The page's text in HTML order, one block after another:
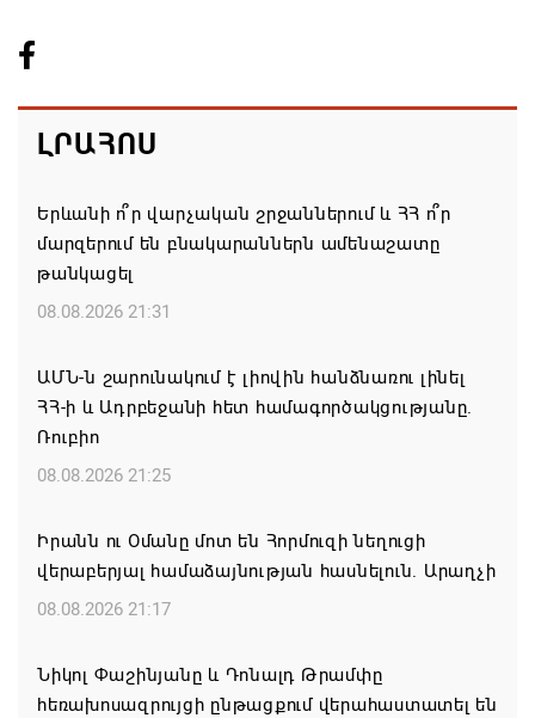
ԼՐԱՀՈՍ
Երևանի ո՞ր վարչական շրջաններում և ՀՀ ո՞ր
մարզերում են բնակարաններն ամենաշատը
թանկացել
08.08.2026 21:31
ԱՄՆ-ն շարունակում է լիովին հանձնառու լինել
ՀՀ-ի և Ադրբեջանի հետ համագործակցությանը.
Ռուբիո
08.08.2026 21:25
Իրանն ու Օմանը մոտ են Հորմուզի նեղուցի
վերաբերյալ համաձայնության հասնելուն. Արաղչի
08.08.2026 21:17
Նիկոլ Փաշինյանը և Դոնալդ Թրամփը
հեռախոսազրույցի ընթացքում վերահաստատել են